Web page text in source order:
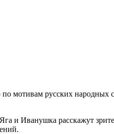
русских народных
и Иванушка расскажут